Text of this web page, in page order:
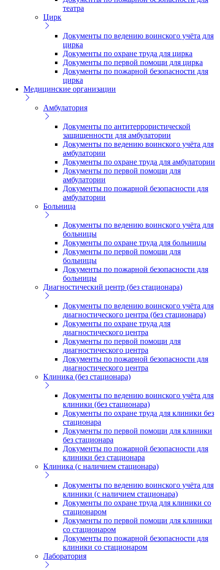
театра
Цирк
Документы по ведению воинского учёта для
цирка
Документы по охране труда для цирка
Документы по первой помощи для цирка
Документы по пожарной безопасности для
цирка
Медицинские организации
Амбулатория
Документы по антитеррористической
защищенности для амбулатории
Документы по ведению воинского учёта для
амбулатории
Документы по охране труда для амбулатории
Документы по первой помощи для
амбулатории
Документы по пожарной безопасности для
амбулатории
Больница
Документы по ведению воинского учёта для
больницы
Документы по охране труда для больницы
Документы по первой помощи для
больницы
Документы по пожарной безопасности для
больницы
Диагностический центр (без стационара)
Документы по ведению воинского учёта для
диагностического центра (без стационара)
Документы по охране труда для
диагностического центра
Документы по первой помощи для
диагностического центра
Документы по пожарной безопасности для
диагностического центра
Клиника (без стационара)
Документы по ведению воинского учёта для
клиники (без стационара)
Документы по охране труда для клиники без
стационара
Документы по первой помощи для клиники
без стационара
Документы по пожарной безопасности для
клиники без стационара
Клиника (с наличием стационара)
Документы по ведению воинского учёта для
клиники (с наличием стационара)
Документы по охране труда для клиники со
стационаром
Документы по первой помощи для клиники
со стационаром
Документы по пожарной безопасности для
клиники со стационаром
Лаборатория